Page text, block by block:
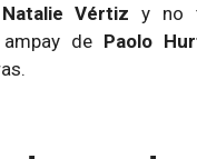
Natalie Vértiz y no
de Paolo